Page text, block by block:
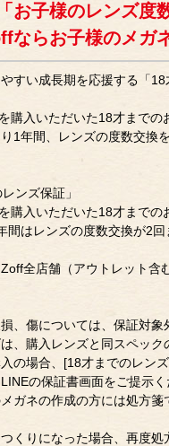
お子様のレンズ度
ならお子様のメガ
すい成長期を応援する「
購入いただいた18才までの
1年間、レンズの度数交換
ンズ保証」
購入いただいた18才までの
間はレンズの度数交換が2回
Zoff全店舗（アウトレット含
、傷については、保証対象
、購入レンズと同スペック
入の場合、[18才までのレン
の保証書画面をご提示く
メガネの作成の方には処方
つくりになった場合、再度